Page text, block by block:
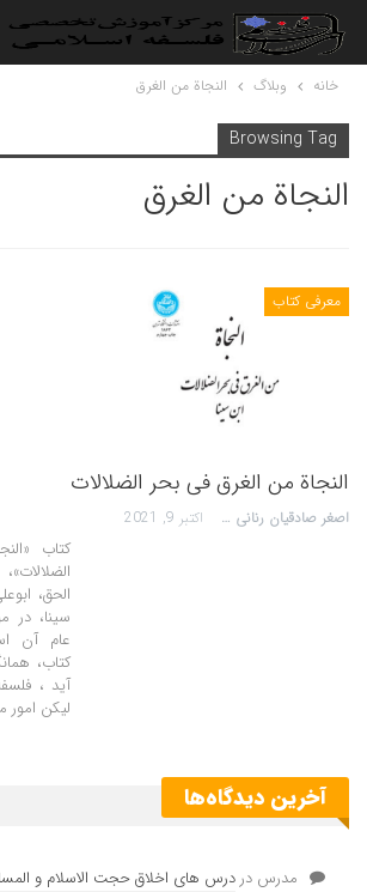
خانه وبلاگ النجاة من الغرق
Browsing Tag
النجاة من الغرق
معرفی کتاب
النجاة من الغرق فى بحر الضلالات
اصغر صادقیان رنانی اکتبر 9, 2021
کتاب
الحق،
سینا،
عام آن
کتاب،
آید ،
لیکن امور
آخرین دیدگاه‌ها
مدرس در درس های اخلاق حجت الاسلام و